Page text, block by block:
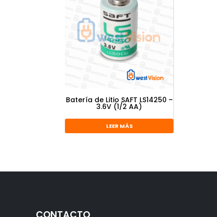
Batería de Litio SAFT LS14250 –
3.6V (1/2 AA)
LEER MÁS